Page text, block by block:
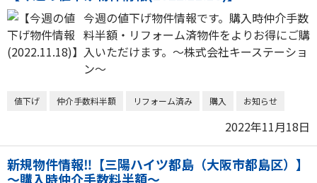
今週の値下げ物件情報です。購入時仲介手数
料半額・リフォーム済物件をよりお得にご購
入いただけます。～株式会社キーステーショ
ン～
値下げ 仲介手数料半額 リフォーム済み 購入 お知らせ
2022年11月18日
新規物件情報‼【三陽ハイツ都島（大阪市都島区）】
～購入時仲介手数料半額～